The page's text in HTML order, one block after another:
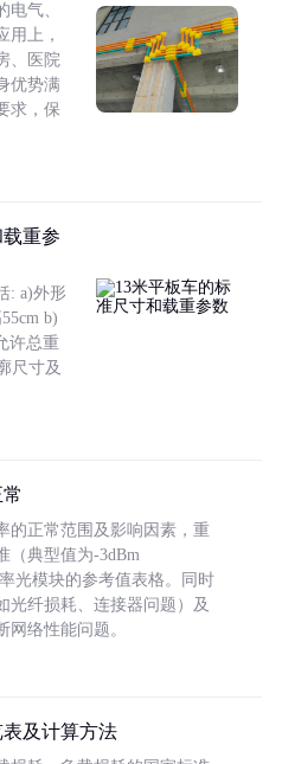
电气、
用上，
、医院
优势满
求，保
重参
: a)外形
b)
许总重
尺寸及
的正常范围及影响因素，重
（典型值为-3dBm
光模块的参考值表格。同时
光纤损耗、连接器问题）及
络性能问题。
及计算方法